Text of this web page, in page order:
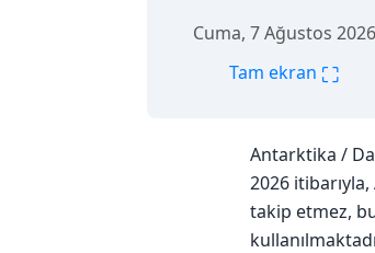
Cuma, 7 Ağustos 2026
Tam ekran ⛶
Antarktika /
2026
takip etmez,